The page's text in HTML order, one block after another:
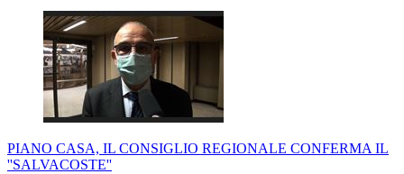
PIANO CASA, IL CONSIGLIO REGIONALE CONFERMA IL
''SALVACOSTE''